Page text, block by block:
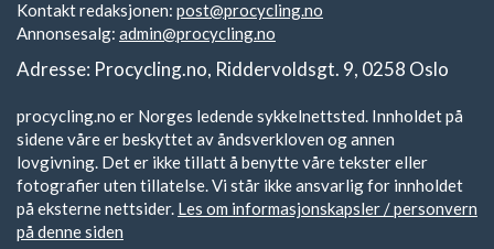
Kontakt redaksjonen: post@procycling.no
Annonsesalg: admin@procycling.no
Adresse: Procycling.no, Riddervoldsgt. 9, 0258 Oslo
procycling.no er Norges ledende sykkelnettsted. Innholdet på
sidene våre er beskyttet av åndsverkloven og annen
lovgivning. Det er ikke tillatt å benytte våre tekster eller
fotografier uten tillatelse. Vi står ikke ansvarlig for innholdet
på eksterne nettsider. Les om informasjonskapsler / personvern
på denne siden